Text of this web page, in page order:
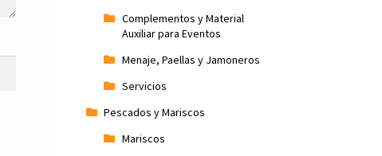
Complementos y Material
Auxiliar para Eventos
Menaje, Paellas y Jamoneros
Servicios
Pescados y Mariscos
Mariscos